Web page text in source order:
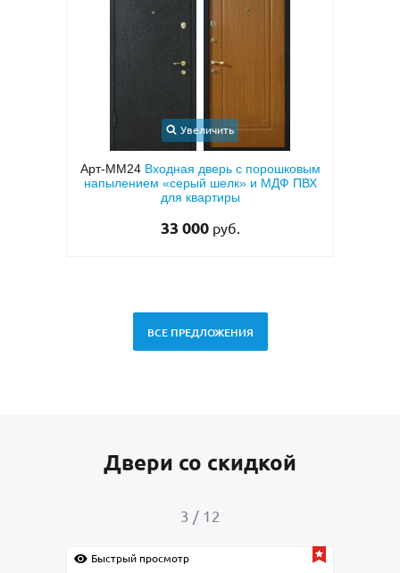
Увеличить
Арт-ММ49Белая входная дверь с МДФ с
двух сторон и шумоизоляцией
ВСЕ ПРЕДЛОЖЕНИЯ
Двери со скидкой
4 / 12
Быстрый просмотр